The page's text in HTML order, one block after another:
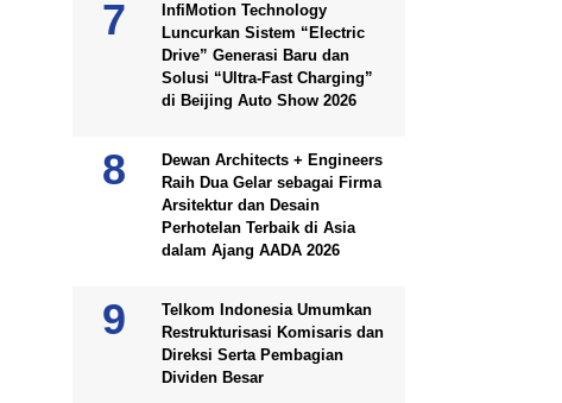
InfiMotion Technology
Luncurkan Sistem “Electric
Drive” Generasi Baru dan
Solusi “Ultra-Fast Charging”
di Beijing Auto Show 2026
Dewan Architects + Engineers
Raih Dua Gelar sebagai Firma
Arsitektur dan Desain
Perhotelan Terbaik di Asia
dalam Ajang AADA 2026
Telkom Indonesia Umumkan
Restrukturisasi Komisaris dan
Direksi Serta Pembagian
Dividen Besar